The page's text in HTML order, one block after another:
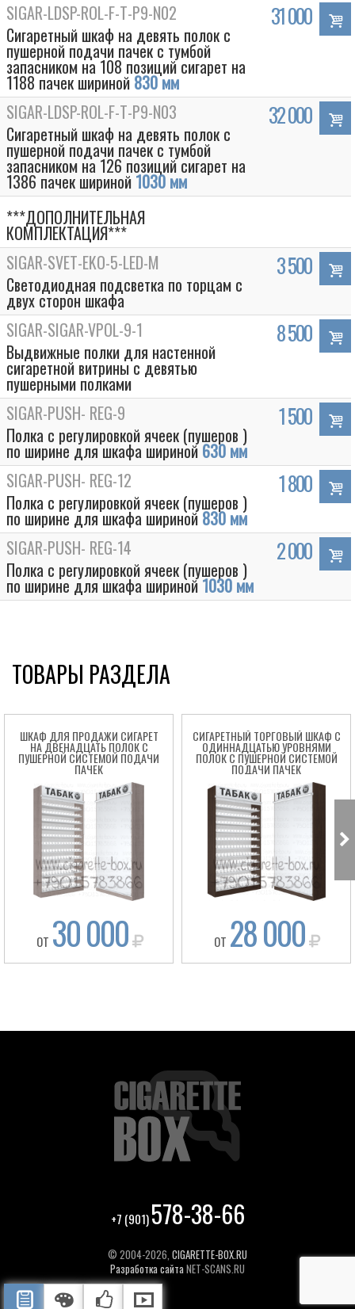
ОПИСАНИЕ ЦВЕТА ОТДЕЛКИРЕКОМЕНДУЕМЫЕ ТОВАРЫ
SIGAR-LDSP-ROL-F-T-P9-N02
Сигаретный шкаф на девять полок с
пушерной подачи пачек с тумбой
запасником на 108 позиций сигарет на
1188 пачек шириной 830 мм
31 000
SIGAR-LDSP-ROL-F-T-P9-N03
Сигаретный шкаф на девять полок с
пушерной подачи пачек с тумбой
запасником на 126 позиций сигарет на
1386 пачек шириной 1030 мм
32 000
***ДОПОЛНИТЕЛЬНАЯ
КОМПЛЕКТАЦИЯ***
SIGAR-SVET-EKO-5-LED-M
Светодиодная подсветка по торцам с
двух сторон шкафа
3 500
SIGAR-SIGAR-VPOL-9-1
Выдвижные полки для настенной
сигаретной витрины с девятью
пушерными полками
8 500
SIGAR-PUSH- REG-9
Полка с регулировкой ячеек (пушеров )
по ширине для шкафа шириной630 мм
1 500
SIGAR-PUSH- REG-12
Полка с регулировкой ячеек (пушеров )
по ширине для шкафа шириной830 мм
1 800
SIGAR-PUSH- REG-14
Полка с регулировкой ячеек (пушеров )
по ширине для шкафа шириной1030 мм
2 000
ТОВАРЫ РАЗДЕЛА
ШКАФ ДЛЯ ПРОДАЖИ СИГАРЕТ
НА ДВЕНАДЦАТЬ ПОЛОК С
ПУШЕРНОЙ СИСТЕМОЙ ПОДАЧИ
ПАЧЕК
ОТ 30 000
СИГАРЕТНЫЙ ТОРГОВЫЙ ШКАФ C
ОДИННАДЦАТЬЮ УРОВНЯМИ
ПОЛОК С ПУШЕРНОЙ СИСТЕМОЙ
ПОДАЧИ ПАЧЕК
ОТ 28 000
+7 (901)578-38-66
© 2004-2026, CIGARETTE-BOX.RU
Разработка сайтаNET-SCANS.RU